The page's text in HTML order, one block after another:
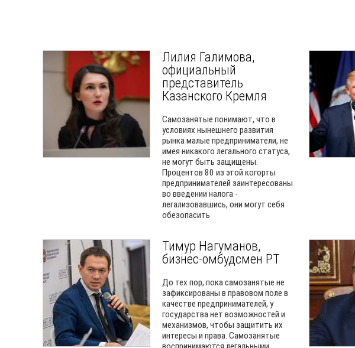
Лилия Галимова,
официальный
представитель
Казанского Кремля
Самозанятые понимают, что в
условиях нынешнего развития
рынка малые предприниматели, не
имея никакого легального статуса,
не могут быть защищены.
Процентов 80 из этой когорты
предпринимателей заинтересованы
во введении налога -
легализовавшись, они могут себя
обезопасить
Тимур Нагуманов,
бизнес-омбудсмен РТ
До тех пор, пока самозанятые не
зафиксированы в правовом поле в
качестве предпринимателей, у
государства нет возможностей и
механизмов, чтобы защитить их
интересы и права. Самозанятые